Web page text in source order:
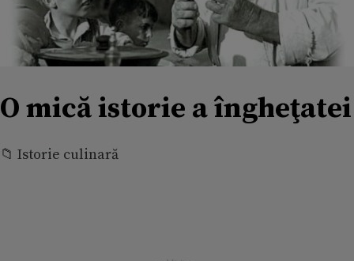
O mică istorie a îngheţatei
📁 Istorie culinară